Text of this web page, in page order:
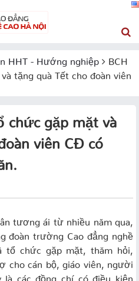
HHT - Hướng nghiệp
BCH
tặng quà Tết cho đoàn viên
chức gặp mặt và
viên CĐ có
tương ái từ nhiều năm qua,
đoàn trường Cao đẳng nghề
tổ chức gặp mặt, thăm hỏi,
cho cán bộ, giáo viên, người
các đồng chí có điều kiện